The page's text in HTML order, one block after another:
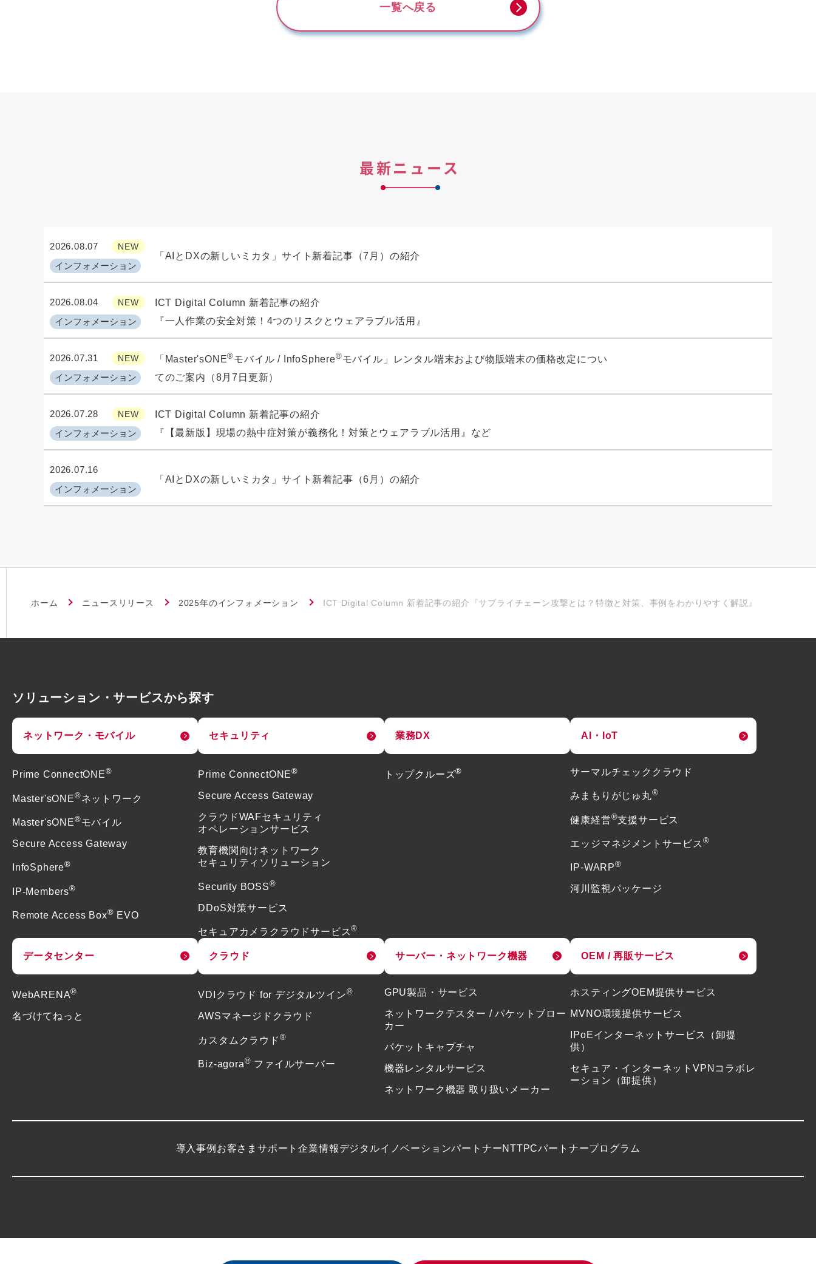
一覧へ戻る
最新ニュース
2026.08.07 NEW
インフォメーション
「AIとDXの新しいミカタ」サイト新着記事（7月）の紹介
2026.08.04 NEW
インフォメーション
ICT Digital Column 新着記事の紹介
『一人作業の安全対策！4つのリスクとウェアラブル活用』
2026.07.31 NEW
インフォメーション
「Master'sONE®モバイル / InfoSphere®モバイル」レンタル端末および物販端末の価格改定につい
てのご案内（8月7日更新）
2026.07.28 NEW
インフォメーション
ICT Digital Column 新着記事の紹介
『【最新版】現場の熱中症対策が義務化！対策とウェアラブル活用』など
2026.07.16
インフォメーション
「AIとDXの新しいミカタ」サイト新着記事（6月）の紹介
ホーム ニュースリリース 2025年のインフォメーション ICT Digital Column 新着記事の紹介『サプライチェーン攻撃とは？特徴と対策、事例をわかりやすく解説』
ソリューション・サービスから探す
ネットワーク・モバイル
Prime ConnectONE®
Master'sONE®ネットワーク
Master'sONE®モバイル
Secure Access Gateway
InfoSphere®
IP-Members®
Remote Access Box® EVO
セキュリティ
Prime ConnectONE®
Secure Access Gateway
クラウドWAFセキュリティ
オペレーションサービス
教育機関向けネットワーク
セキュリティソリューション
Security BOSS®
DDoS対策サービス
セキュアカメラクラウドサービス®
業務DX
トップクルーズ®
AI・IoT
サーマルチェッククラウド
みまもりがじゅ丸®
健康経営®支援サービス
エッジマネジメントサービス ®
IP-WARP®
河川監視パッケージ
データセンター
WebARENA®
名づけてねっと
クラウド
VDIクラウド for デジタルツイン®
AWSマネージドクラウド
カスタムクラウド ®
Biz-agora® ファイルサーバー
サーバー・ネットワーク機器
GPU製品・サービス
ネットワークテスター / パケットブロー
カー
パケットキャプチャ
機器レンタルサービス
ネットワーク機器 取り扱いメーカー
OEM / 再販サービス
ホスティングOEM提供サービス
MVNO環境提供サービス
IPoEインターネットサービス（卸提
供）
セキュア・インターネットVPNコラボレ
ーション（卸提供）
導入事例 お客さまサポート企業情報 デジタルイノベーションパートナーNTTPCパートナープログラム